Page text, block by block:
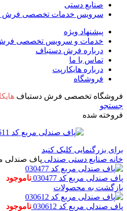
صنایع دستی
سرویس خدمات تخصصی فرش
پیشنهاد ویژه
خدمات و سرویس تخصصی
درباره فرش دستباف
تماس با ما
درباره هایکارپت
فروشگاه
فروشگاه تخصصی فرش دستباف
جستجو
فروخته شده
برای بزرگنمایی کلیک کنید
خانه صنایع دستی صندلی پاف صندلی مربع
پاف صندلی مربع کد 030477
ناموجود
بازگشت به محصولات
پاف صندلی مربع کد 030612 ناموجود